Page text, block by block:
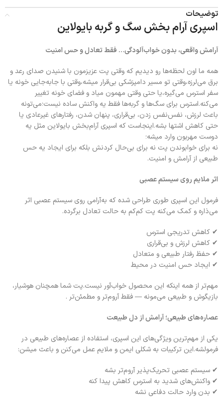
توضیحات
اسپری آرام بخش سگ و گربه بایولاین
آرامش واقعی، بدون خواب‌آلودگی… فقط تعادل و حس امنیت
همه ما اون لحظه‌ها رو دیدیم که وقتی پت عزیزمون با شنیدن صدای رعد و
برق می‌لرزه،وقتی تو مسیر دامپزشکی بی‌قرار میشه،وقتی با جابه‌جایی خونه یا
سفر استرس می‌گیره،یا حتی وقتی مهمون میاد و فضای خونه تغییر
می‌کنه.استرس برای سگ‌ها و گربه‌ها فقط یه واکنش ساده نیست؛می‌تونه
باعث لرزش، نفس‌نفس زدن، بی‌قراری، پنهان شدن، رفتارهای غیرعادی یا
حتی کاهش اشتها بشه.اینجاست که اسپری آرام‌بخش بایولاین مثل یه
دوست مهربون وارد میشه؛
نه برای خوابوندن پت نه برای بی‌حال کردنش بلکه برای ایجاد یه حس
طبیعی از آرامش و امنیت.
اثر ملایم روی سیستم عصبی
فرمول این اسپری طوری طراحی شده که به‌آرامی روی سیستم عصبی اثر
می‌ذاره و کمک می‌کنه پت کم‌کم به حالت تعادل برگرده.
✔ کاهش تدریجی استرس
✔ کاهش لرزش و بی‌قراری
✔ حفظ رفتار طبیعی و متعادل
✔ ایجاد حس امنیت در محیط
مهم‌تر از همه اینکه این محصول خواب‌آور نیست.پت شما همچنان هوشیار،
بازیگوش و طبیعی می‌مونه — فقط آروم‌تر و مطمئن‌تر .
عصاره‌های طبیعی؛ آرامش از دل طبیعت
یکی از مهم‌ترین ویژگی‌های این اسپری، استفاده از عصاره‌های طبیعی در
فرمولشه.این ترکیبات به شکلی ایمن و ملایم عمل می‌کنن و باعث میشن:
✔ سیستم عصبی تحریک‌پذیر آروم‌تر بشه
✔ واکنش‌های شدید به استرس کاهش پیدا کنه
✔ بدن وارد حالت دفاعی نشه